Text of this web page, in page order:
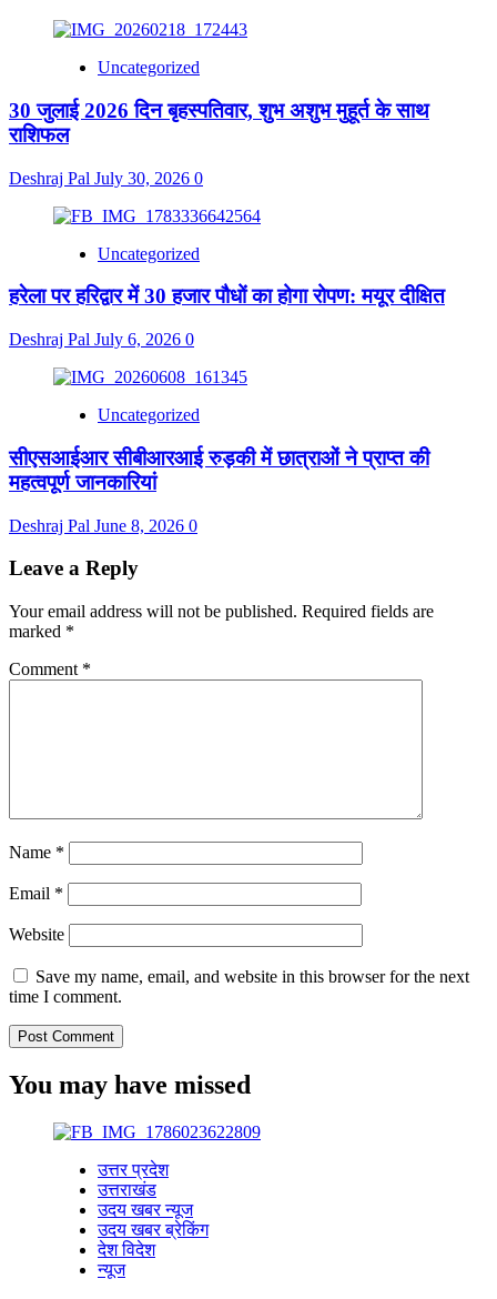
Uncategorized
30 जुलाई 2026 दिन बृहस्पतिवार, शुभ अशुभ मुहूर्त के साथ
राशिफल
Deshraj Pal July 30, 2026 0
Uncategorized
हरेला पर हरिद्वार में 30 हजार पौधों का होगा रोपण: मयूर दीक्षित
Deshraj Pal July 6, 2026 0
Uncategorized
सीएसआईआर सीबीआरआई रुड़की में छात्राओं ने प्राप्त की
महत्वपूर्ण जानकारियां
Deshraj Pal June 8, 2026 0
Leave a Reply
Your email address will not be published. Required fields are
marked *
Comment *
Name *
Email *
Website
Save my name, email, and website in this browser for the next
time I comment.
You may have missed
उत्तर प्रदेश
उत्तराखंड
उदय खबर न्यूज
उदय खबर ब्रेकिंग
देश विदेश
न्यूज